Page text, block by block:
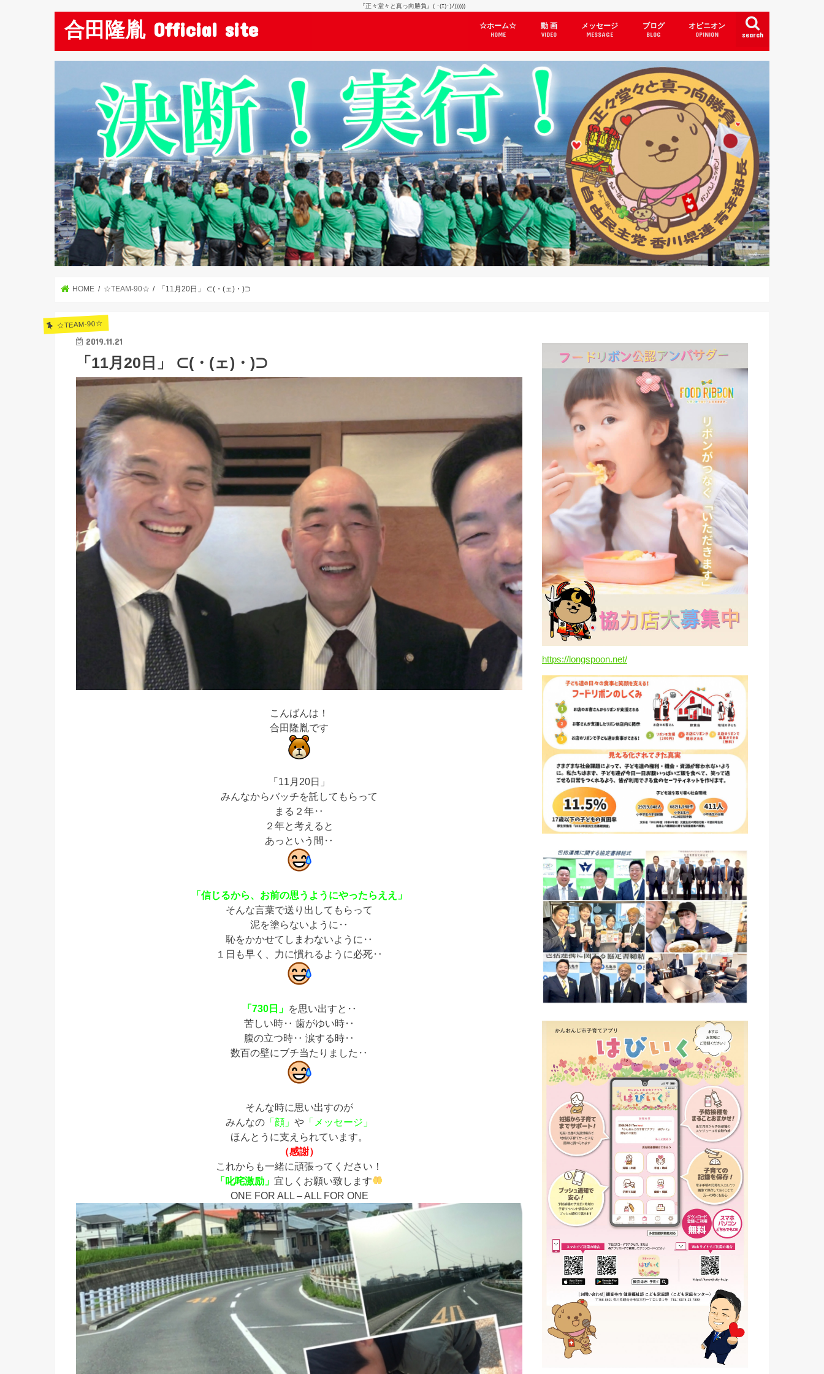
『正々堂々と真っ向勝負』( ･(ｴ)･)ﾉ))))))
合田隆胤 Official site search
☆ホーム☆
HOME
動 画
VIDEO
ぼす食生活(體・柱)
メッセージ
MESSAGE
ブログ
BLOG
オピニオン
OPINION
HOME ☆TEAM-90☆ 「11月20日」 ⊂(・(ェ)・)⊃
☆TEAM-90☆
2019.11.21
「11月20日」 ⊂(・(ェ)・)⊃
こんばんは！
合田隆胤です
「11月20日」
みんなからバッチを託してもらって
まる２年‥
２年と考えると
あっという間‥
「信じるから、お前の思うようにやったらええ」
そんな言葉で送り出してもらって
泥を塗らないように‥
恥をかかせてしまわないように‥
１日も早く、力に慣れるように必死‥
「730日」 を思い出すと‥
苦しい時‥ 歯がゆい時‥
腹の立つ時‥ 涙する時‥
数百の壁にブチ当たりました‥
そんな時に思い出すのが
みんなの 「顔」 や 「メッセージ」
ほんとうに支えられています。
（感謝）
これからも一緒に頑張ってください！
「叱咤激励」 宜しくお願い致します
ONE FOR ALL – ALL FOR ONE
https://longspoon.net/